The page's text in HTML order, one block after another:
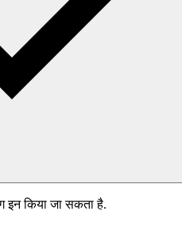
इन किया जा सकता है.